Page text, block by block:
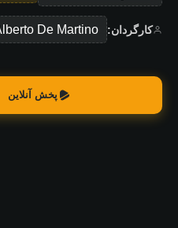
کارگردان: De Martino
پخش آنلاین